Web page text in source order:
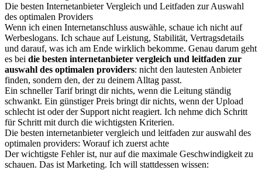
Die besten Internetanbieter Vergleich und Leitfaden zur Auswahl
des optimalen Providers
Wenn ich einen Internetanschluss auswähle, schaue ich nicht auf
Werbeslogans. Ich schaue auf Leistung, Stabilität, Vertragsdetails
und darauf, was ich am Ende wirklich bekomme. Genau darum geht
es bei die besten internetanbieter vergleich und leitfaden zur
auswahl des optimalen providers: nicht den lautesten Anbieter
finden, sondern den, der zu deinem Alltag passt.
Ein schneller Tarif bringt dir nichts, wenn die Leitung ständig
schwankt. Ein günstiger Preis bringt dir nichts, wenn der Upload
schlecht ist oder der Support nicht reagiert. Ich nehme dich Schritt
für Schritt mit durch die wichtigsten Kriterien.
Die besten internetanbieter vergleich und leitfaden zur auswahl des
optimalen providers: Worauf ich zuerst achte
Der wichtigste Fehler ist, nur auf die maximale Geschwindigkeit zu
schauen. Das ist Marketing. Ich will stattdessen wissen: